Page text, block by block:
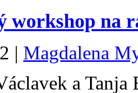
workshop na
| Magdalena
a Tanja